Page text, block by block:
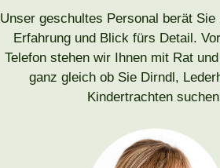
Unser geschultes Personal berät
Erfahrung und Blick fürs Detail.
Telefon stehen wir Ihnen mit Rat
ganz gleich ob Sie Dirndl,
Kindertrachten